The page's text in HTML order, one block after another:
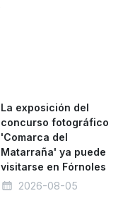
La exposición del
concurso fotográfico
'Comarca del
Matarraña' ya puede
visitarse en Fórnoles
2026-08-05